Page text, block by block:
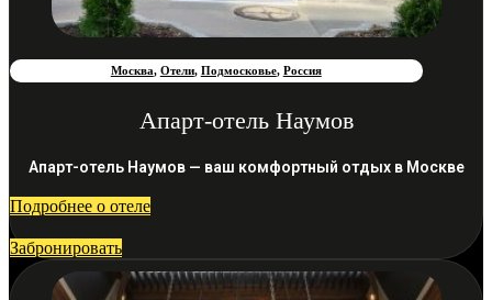
Москва, Отели, Подмосковье, Россия
Апарт-отель Наумов
Апарт-отель Наумов — ваш комфортный отдых в Москве
Подробнее о отеле
Забронировать